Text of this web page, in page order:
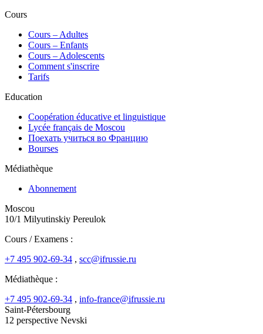
Cours
Сours – Adultes
Cours – Enfants
Cours – Adolescents
Comment s'inscrire
Tarifs
Education
Coopération éducative et linguistique
Lycée français de Moscou
Поехать учиться во Францию
Bourses
Médiathèque
Abonnement
Moscou
10/1 Milyutinskiy Pereulok
Cours / Examens :
+7 495 902-69-34 , scc@ifrussie.ru
Médiathèque :
+7 495 902-69-34 , info-france@ifrussie.ru
Saint-Pétersbourg
12 perspective Nevski